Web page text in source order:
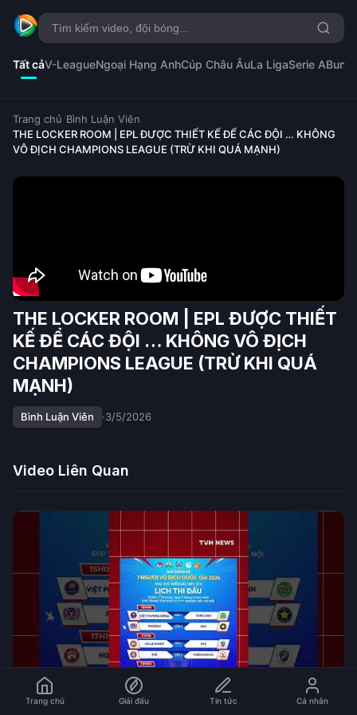
Tất cảV-LeagueNgoại Hạng AnhCúp Châu ÂuLa LigaSerie A
Trang chủ Bình Luận Viên
THE LOCKER ROOM | EPL ĐƯỢC THIẾT KẾ ĐỂ CÁC ĐỘI … KHÔNG
VÔ ĐỊCH CHAMPIONS LEAGUE (TRỪ KHI QUÁ MẠNH)
THE LOCKER ROOM | EPL ĐƯỢC THIẾT
KẾ ĐỂ CÁC ĐỘI … KHÔNG VÔ ĐỊCH
CHAMPIONS LEAGUE (TRỪ KHI QUÁ
MẠNH)
Bình Luận Viên ·3/5/2026
Video Liên Quan
Trang chủ Giải đấu Tin tức Cá nhân